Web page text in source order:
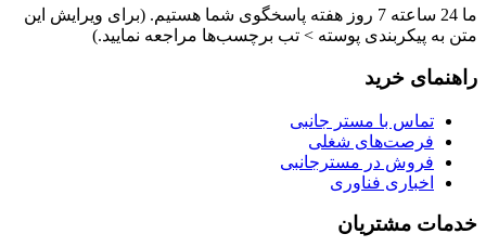
ما 24 ساعته 7 روز هفته پاسخگوی شما هستیم. (برای ویرایش این
متن به پیکربندی پوسته > تب برچسب‌ها مراجعه نمایید.)
راهنمای خرید
تماس با مستر جانبی
فرصت‌های شغلی
فروش در مسترجانبی
اخباری فناوری
خدمات مشتریان